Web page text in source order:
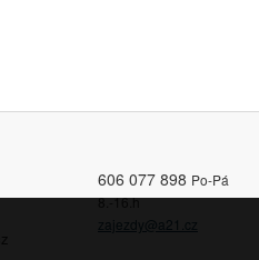
606 077 898 Po-Pá
8.-16.h
zajezdy@a21.cz